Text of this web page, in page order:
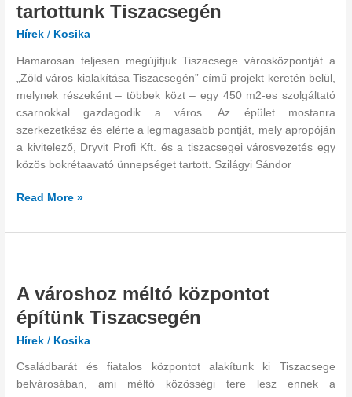
tartottunk Tiszacsegén
Hírek / Kosika
Hamarosan teljesen megújítjuk Tiszacsege városközpontját a
„Zöld város kialakítása Tiszacsegén” című projekt keretén belül,
melynek részeként – többek közt – egy 450 m2-es szolgáltató
csarnokkal gazdagodik a város. Az épület mostanra
szerkezetkész és elérte a legmagasabb pontját, mely apropóján
a kivitelező, Dryvit Profi Kft. és a tiszacsegei városvezetés egy
közös bokrétaavató ünnepséget tartott. Szilágyi Sándor
Read More »
A városhoz méltó központot
építünk Tiszacsegén
Hírek / Kosika
Családbarát és fiatalos központot alakítunk ki Tiszacsege
belvárosában, ami méltó közösségi tere lesz ennek a
méltó
központot
építünk
Tiszacsegén